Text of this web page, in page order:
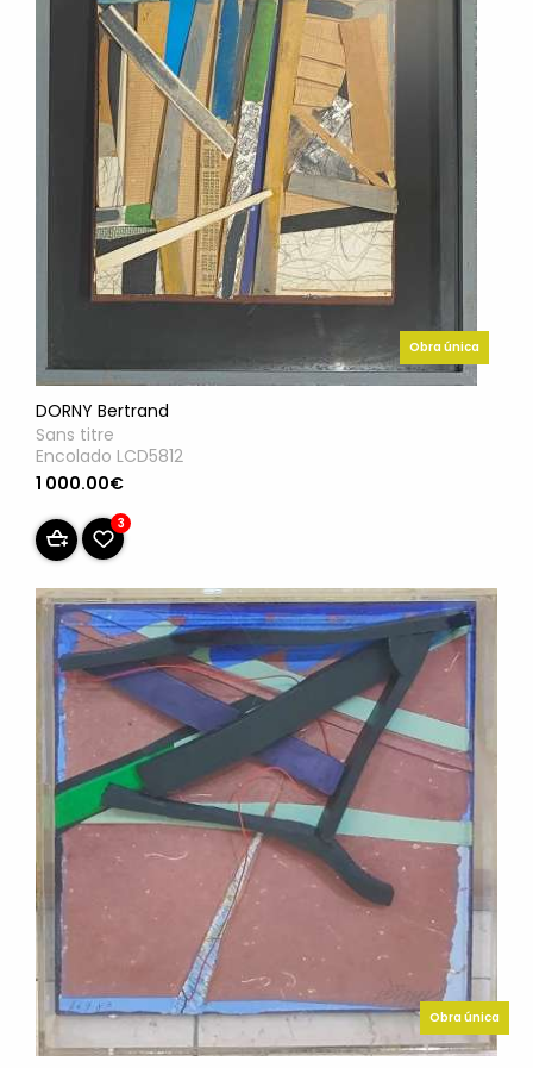
Obra única
DORNY Bertrand
Sans titre
Encolado LCD5812
1 000.00€
3
Obra única